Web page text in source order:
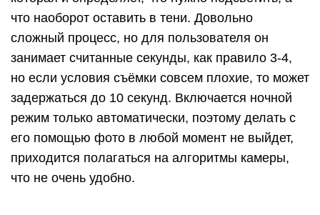
что наоборот оставить в тени. Довольно
сложный процесс, но для пользователя он
занимает считанные секунды, как правило 3-4,
но если условия съёмки совсем плохие, то может
задержаться до 10 секунд. Включается ночной
режим только автоматически, поэтому делать с
его помощью фото в любой момент не выйдет,
приходится полагаться на алгоритмы камеры,
что не очень удобно.